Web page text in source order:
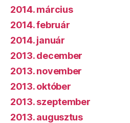
2014. március
2014. február
2014. január
2013. december
2013. november
2013. október
2013. szeptember
2013. augusztus